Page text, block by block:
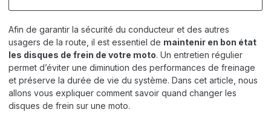
Afin de garantir la sécurité du conducteur et des autres
usagers de la route, il est essentiel de maintenir en bon état
les disques de frein de votre moto. Un entretien régulier
permet d’éviter une diminution des performances de freinage
et préserve la durée de vie du système. Dans cet article, nous
allons vous expliquer comment savoir quand changer les
disques de frein sur une moto.